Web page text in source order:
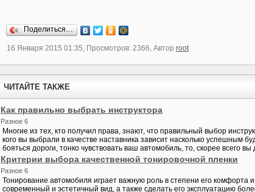
Поделиться…
16 Января 2015 01:35, Просмотров: 2366, Автор root
ЧИТАЙТЕ ТАКЖЕ
Как правильно выбрать инструктора
Разное 6
Многие из тех, кто получил права, знают, что правильный выбор
кого вы выбрали в качестве наставника зависит насколько успешным
бояться дороги, тонко чувствовать ваш автомобиль, то, скорее всего
Критерии выбора качественной тонировочной пленки
Разное 6
Тонирование автомобиля играет важную роль в степени его комфорта
современный и эстетичный вид, а также сделать его эксплуатацию